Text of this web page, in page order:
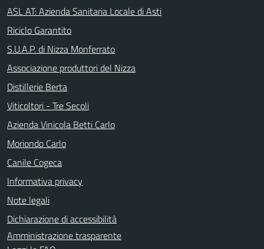
ASL AT: Azienda Sanitaria Locale di Asti
Riciclo Garantito
S.U.A.P. di Nizza Monferrato
Associazione produttori del Nizza
Distillerie Berta
Viticoltori - Tre Secoli
Azienda Vinicola Betti Carlo
Moriondo Carlo
Canile Cogeca
Informativa privacy
Note legali
Dichiarazione di accessibilità
Amministrazione trasparente